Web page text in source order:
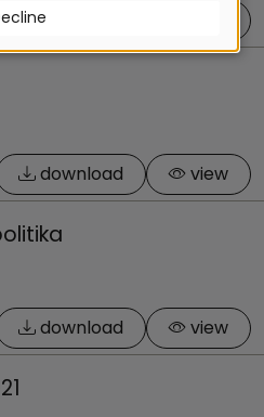
download
download
view
download
view